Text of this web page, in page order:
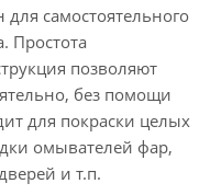
самостоятельного
Простота
позволяют
без помощи
для покраски целых
омывателей фар,
и т.п.